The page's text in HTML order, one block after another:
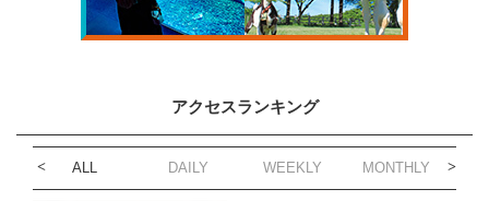
アクセスランキング
ALL DAILY WEEKLY MONTHLY